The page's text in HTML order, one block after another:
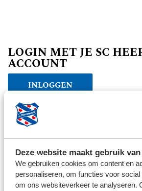
Deze website maakt gebruik
We gebruiken cookies om content en
personaliseren, om functies voor social
om ons websiteverkeer te analyseren.
LOGIN MET JE SC
ACCOUNT
INLOGGEN
Verder winkelen